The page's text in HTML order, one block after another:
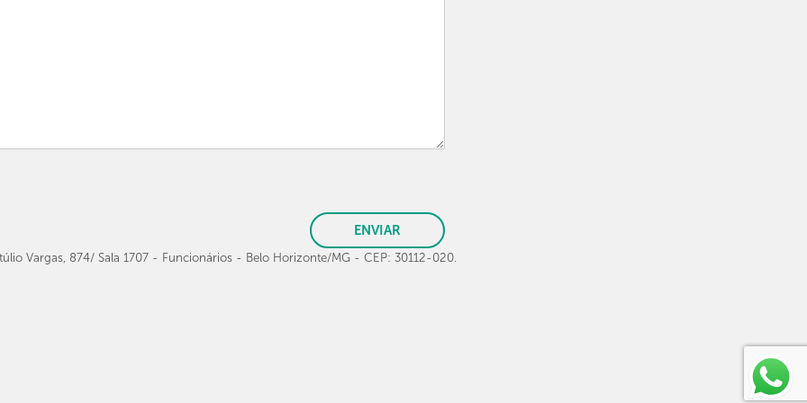
ENVIAR
Vargas, 874/ Sala 1707 - Funcionários - Belo Horizonte/MG - CEP: 30112-020.